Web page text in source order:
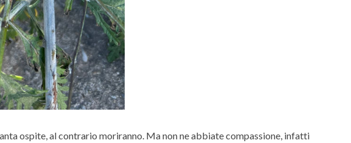
ospite, al contrario moriranno. Ma non ne abbiate compassione, infatti